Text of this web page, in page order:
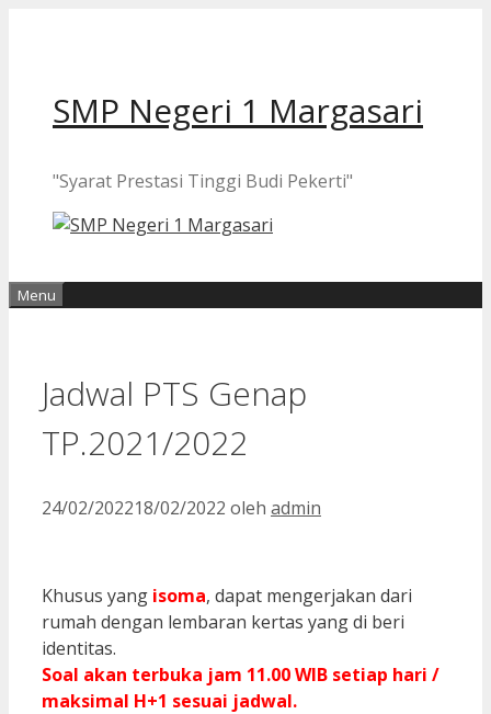
SMP Negeri 1 Margasari
"Syarat Prestasi Tinggi Budi Pekerti"
Menu
Jadwal PTS Genap
TP.2021/2022
24/02/202218/02/2022 oleh admin
Khusus yang isoma, dapat mengerjakan dari
rumah dengan lembaran kertas yang di beri
identitas.
Soal akan terbuka jam 11.00 WIB setiap hari /
maksimal H+1 sesuai jadwal.